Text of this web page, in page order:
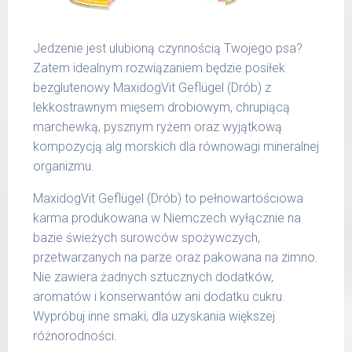
Podane liczby są wartościami orientacyjnymi.
Indywidualne potrzeby zależne są od rasy,
aktywności, warunków hodowli oraz innych
czynników.
Waga netto/Nr art.: 200 g/1000 | 400
g/1016 | 800 g/1024
Jedzenie jest ulubioną czynnością Twojego psa?
Zatem idealnym rozwiązaniem będzie posiłek
bezglutenowy MaxidogVit Geflügel (Drób) z
lekkostrawnym mięsem drobiowym, chrupiącą
marchewką, pysznym ryżem oraz wyjątkową
kompozycją alg morskich dla równowagi mineralnej
organizmu.
MaxidogVit Geflügel (Drób) to pełnowartościowa
karma produkowana w Niemczech wyłącznie na
bazie świeżych surowców spożywczych,
przetwarzanych na parze oraz pakowana na zimno.
Nie zawiera żadnych sztucznych dodatków,
aromatów i konserwantów ani dodatku cukru.
Wypróbuj inne smaki, dla uzyskania większej
różnorodności.